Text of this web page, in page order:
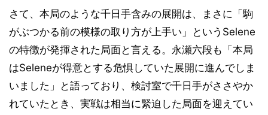
さて、本局のような千日手含みの展開は、まさに「駒
がぶつかる前の模様の取り方が上手い」というSelene
の特徴が発揮された局面と言える。永瀬六段も「本局
はSeleneが得意とする危惧していた展開に進んでしま
いました」と語っており、検討室で千日手がささやか
れていたとき、実戦は相当に緊迫した局面を迎えてい